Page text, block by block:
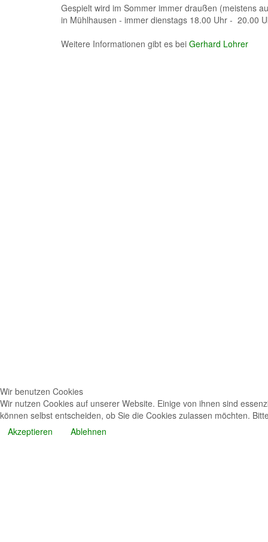
Gespielt wird im Sommer immer draußen (meistens
in Mühlhausen - immer dienstags 18.00 Uhr - 20.00
Weitere Informationen gibt es bei Gerhard Lohrer
Wir benutzen Cookies
Wir nutzen Cookies auf unserer Website. Einige von ihnen sind
können selbst entscheiden, ob Sie die Cookies zulassen möchten.
Akzeptieren
Ablehnen